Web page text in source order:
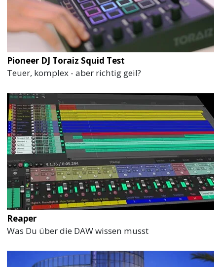
Pioneer DJ Toraiz Squid Test
Teuer, komplex - aber richtig geil?
Reaper
Was Du über die DAW wissen musst